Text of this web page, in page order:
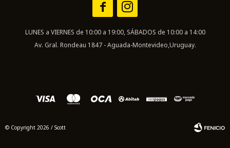
 
LUNES a VIERNES de 10:00 a 19:00, SÁBADOS de 10:00 a 14:00
Av. Gral. Rondeau 1847 - Aguada-Montevideo,Uruguay.
© Copyright 2026 / Scott